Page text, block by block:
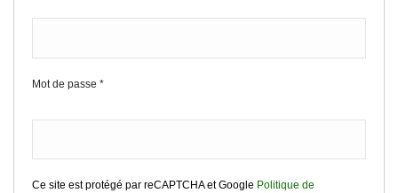
Mot de passe *
Ce site est protégé par reCAPTCHA et Google Politique de